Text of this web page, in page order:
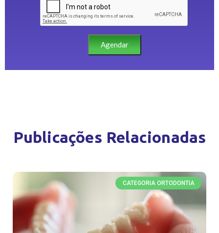
Agendar
Publicações Relacionadas
CATEGORIA ORTODONTIA